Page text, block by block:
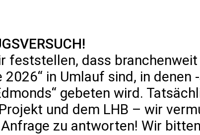
LITERATURHAUS
feststellen, dass
2026“ in Umlauf sind, in
gebeten wird.
und dem LHB – wir
zu antworten! Wir